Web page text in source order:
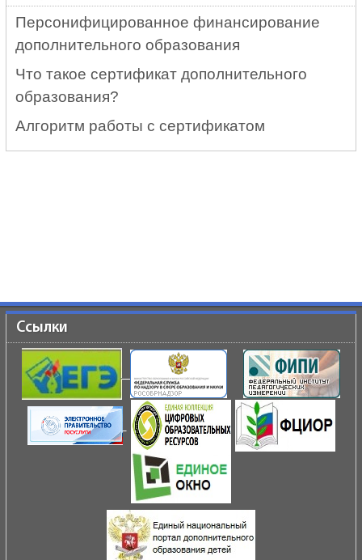
Персонифицированное финансирование
дополнительного образования
Что такое сертификат дополнительного
образования?
Алгоритм работы с сертификатом
Ссылки